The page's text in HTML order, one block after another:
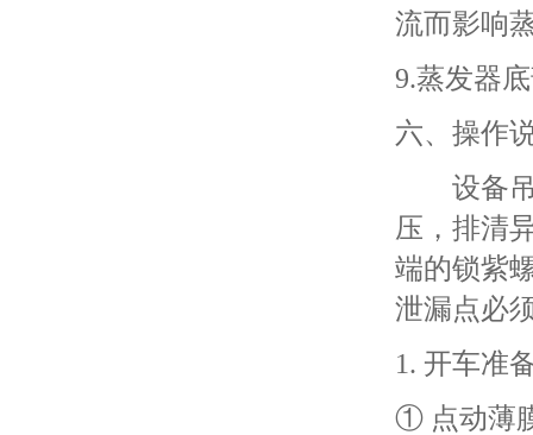
流而影响
9.蒸发器
六、操作
设备吊
压，排清
端的锁紫
泄漏点必
1. 开车准
① 点动薄